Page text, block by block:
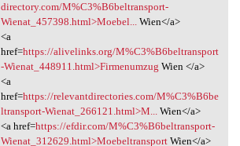
directory.com/M%C3%B6beltransport-
Wienat_457398.html>Moebel...Wien</a>
<a
href=https://alivelinks.org/M%C3%B6beltransport
-Wienat_448911.html>Firmenumzug Wien </a>
<a
href=https://relevantdirectories.com/M%C3%B6be
ltransport-Wienat_266121.html>M...Wien</a>
<a href=https://efdir.com/M%C3%B6beltransport-
Wienat_312629.html>MoebeltransportWien</a>